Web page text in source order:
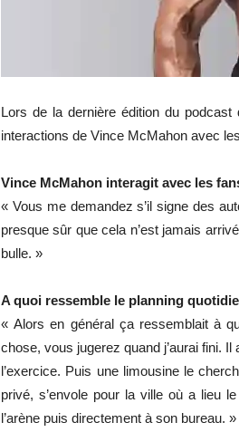
Lors de la dernière édition du
interactions de Vince McMahon avec
Vince McMahon interagit avec les
« Vous me demandez s’il signe des
presque sûr que cela n’est jamais
bulle. »
A quoi ressemble le planning
« Alors en général ça ressemblait à
chose, vous jugerez quand j’aurai fini.
l’exercice. Puis une limousine le
privé, s’envole pour la ville où a lieu
l’arène puis directement à son bureau. »